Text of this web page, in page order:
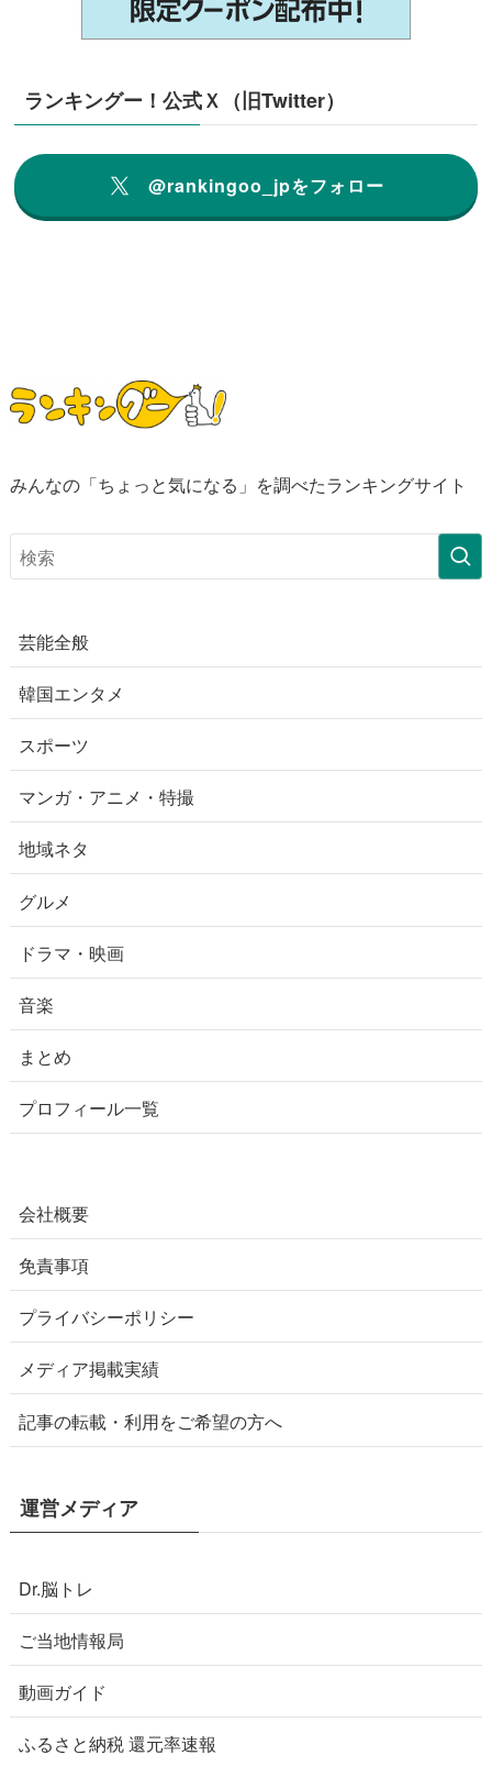
ランキングー！公式Ｘ（旧Twitter）
@rankingoo_jpをフォロー
みんなの「ちょっと気になる」を調べたランキングサイト
芸能全般
韓国エンタメ
スポーツ
マンガ・アニメ・特撮
地域ネタ
グルメ
ドラマ・映画
音楽
まとめ
プロフィール一覧
会社概要
免責事項
プライバシーポリシー
メディア掲載実績
記事の転載・利用をご希望の方へ
運営メディア
Dr.脳トレ
ご当地情報局
動画ガイド
ふるさと納税 還元率速報